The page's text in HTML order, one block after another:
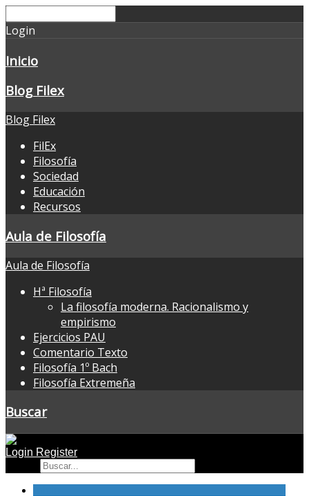
Login
Inicio
Blog Filex
Blog Filex
FilEx
Filosofía
Sociedad
Educación
Recursos
Aula de Filosofía
Aula de Filosofía
Hª Filosofía
La filosofía moderna. Racionalismo y
empirismo
Ejercicios PAU
Comentario Texto
Filosofía 1º Bach
Filosofía Extremeña
Buscar
Login Register